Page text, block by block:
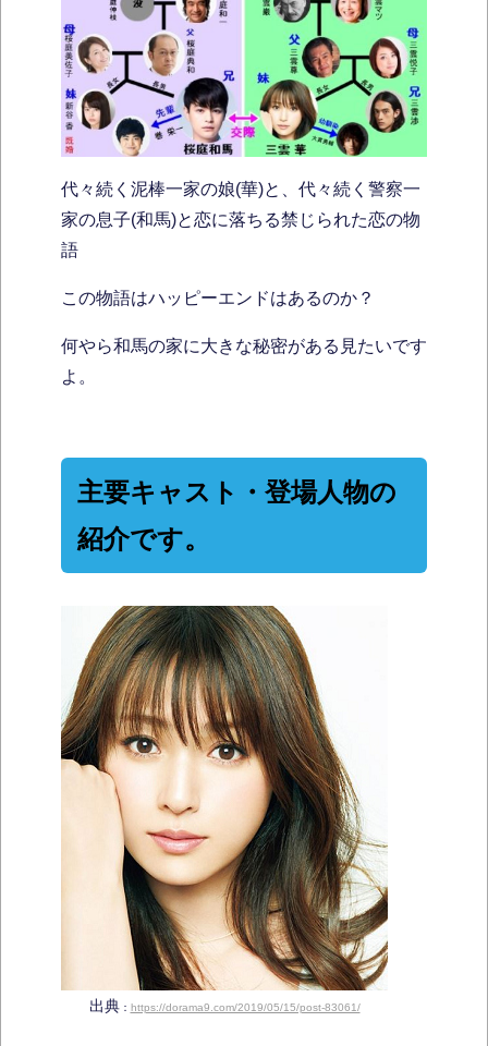
代々続く泥棒一家の娘(華)と、代々続く警察一
家の息子(和馬)と恋に落ちる禁じられた恋の物
語
この物語はハッピーエンドはあるのか？
何やら和馬の家に大きな秘密がある見たいです
よ。
主要キャスト・登場人物の
紹介です。
出典： https://dorama9.com/2019/05/15/post-83061/